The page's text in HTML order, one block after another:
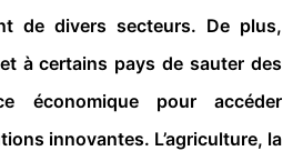
de divers secteurs. De plus,
à certains pays de sauter des
économique pour accéder
innovantes. L’agriculture, la